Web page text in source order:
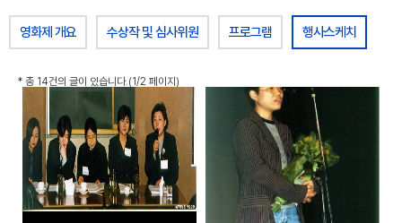
영화제 개요 수상작 및 심사위원 프로그램 행사스케치
* 총 14건의 글이 있습니다.(1/2 페이지)